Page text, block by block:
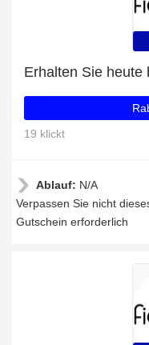
Erhalten Sie heute
19 klickt
Ablauf: N/A
Verpassen Sie nicht
Gutschein erforderlich